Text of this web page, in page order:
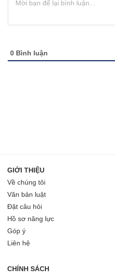
0 Bình luận
GIỚI THIỆU
Về chúng tôi
Văn bản luật
Đặt câu hỏi
Hồ sơ năng lực
Góp ý
Liên hệ
CHÍNH SÁCH